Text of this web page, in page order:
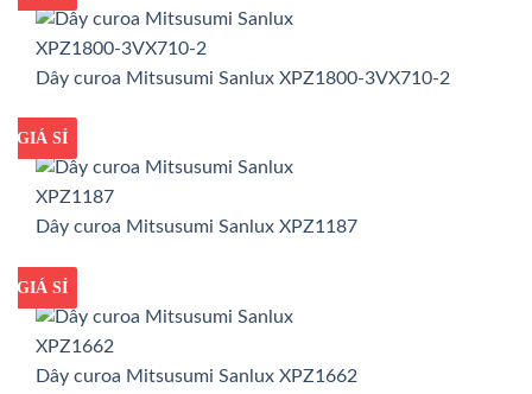
Dây curoa Mitsusumi Sanlux XPZ1800-3VX710-2
GIÁ TỐT
GIÁ SỈ
Dây curoa Mitsusumi Sanlux XPZ1187
GIÁ TỐT
GIÁ SỈ
Dây curoa Mitsusumi Sanlux XPZ1662